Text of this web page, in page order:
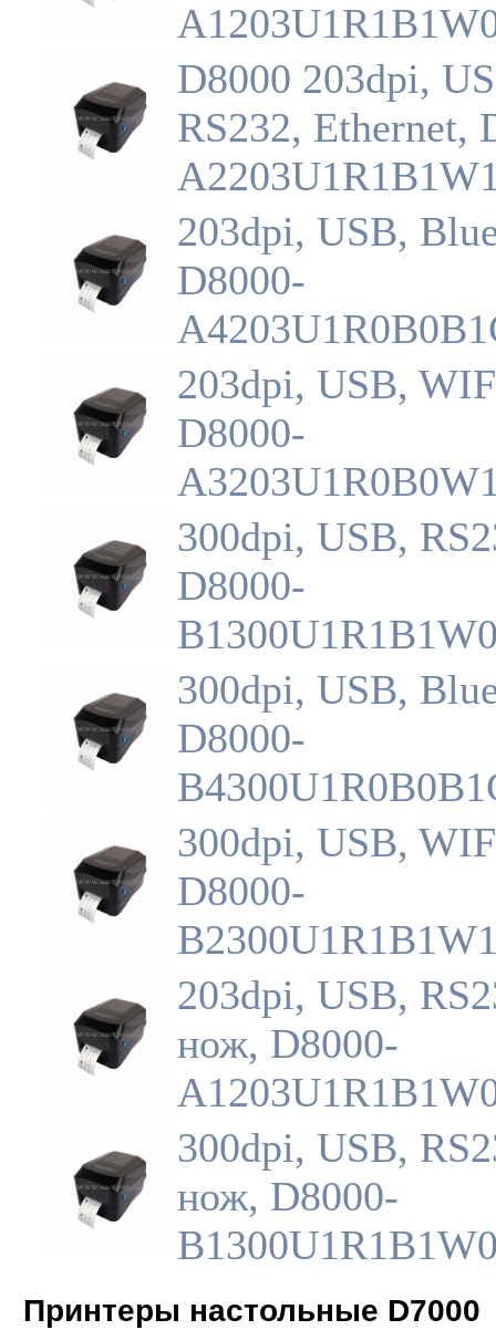
D8000 203dpi,
RS232, Ethernet,
203dpi, USB,
D8000-
203dpi, USB,
D8000-
300dpi, USB,
D8000-
300dpi, USB,
D8000-
300dpi, USB,
D8000-
203dpi, USB,
нож, D8000-
300dpi, USB,
нож, D8000-
Принтеры настольные D7000